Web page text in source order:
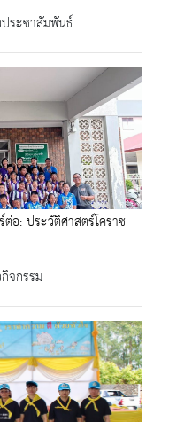
ระชาสัมพันธ์
ต่อ: ประวัติศาสตร์โคราช
จกรรม